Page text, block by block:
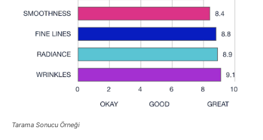
Tarama Sonucu Örneği